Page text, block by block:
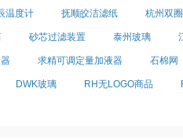
温度计 抚顺皎洁滤纸 杭州双
砂芯过滤装置 泰州玻璃
求精可调定量加液器 石棉网
DWK玻璃 RH无LOGO商品